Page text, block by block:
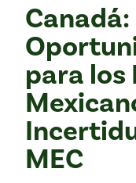
Canadá:
para los
MEC